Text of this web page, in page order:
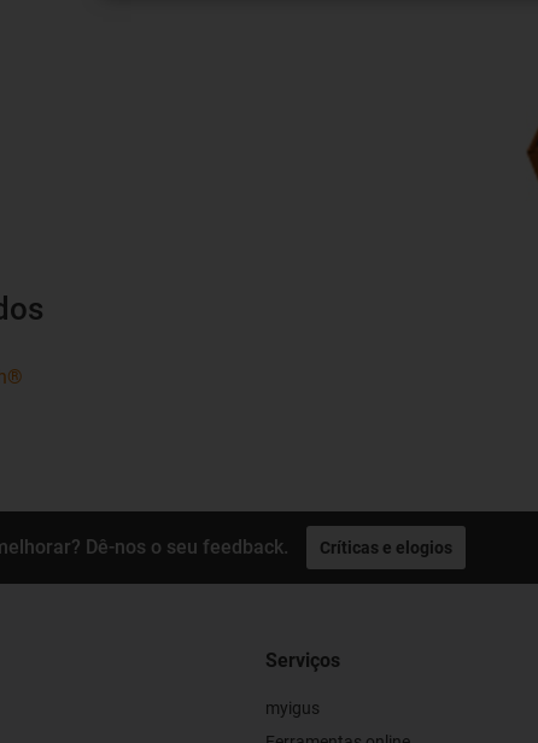
Dê-nos o seu feedback. Críticas e elogios
Serviços
myigus